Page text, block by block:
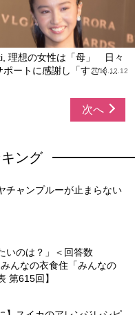
理想の女性は「母」 日々
ポートに感謝し「すごく...
2018.12.12
次へ
ング
チャンプルーが止まらない
いのは？」＜回答数
んなの衣食住「みんなの
第615回】